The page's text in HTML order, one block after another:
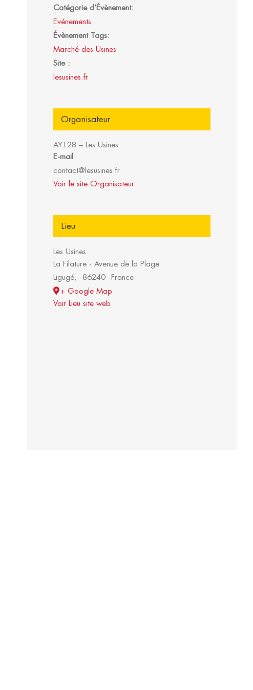
Catégorie d’Évènement:
Evénements
Évènement Tags:
Marché des Usines
Site :
lesusines.fr
Organisateur
AY128 – Les Usines
E-mail
contact@lesusines.fr
Voir le site Organisateur
Lieu
Les Usines
La Filature - Avenue de la Plage
Ligugé, 86240
France
+ Google Map
Voir Lieu site web